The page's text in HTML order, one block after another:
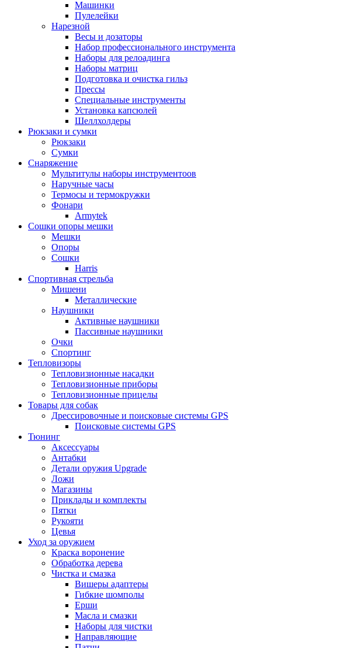
Машинки
Пулелейки
Нарезной
Весы и дозаторы
Набор профессионального инструмента
Наборы для релоадинга
Наборы матриц
Подготовка и очистка гильз
Прессы
Специальные инструменты
Установка капсюлей
Шеллхолдеры
Рюкзаки и сумки
Рюкзаки
Сумки
Снаряжение
Мультитулы наборы инструментоов
Наручные часы
Термосы и термокружки
Фонари
Armytek
Сошки опоры мешки
Мешки
Опоры
Сошки
Harris
Спортивная стрельба
Мишени
Металлические
Наушники
Активные наушники
Пассивные наушники
Очки
Спортинг
Тепловизоры
Тепловизионные насадки
Тепловизионные приборы
Тепловизионные прицелы
Товары для собак
Дрессировочные и поисковые системы GPS
Поисковые системы GPS
Тюнинг
Аксессуары
Антабки
Детали оружия Upgrade
Ложи
Магазины
Приклады и комплекты
Пятки
Рукояти
Цевья
Уход за оружием
Краска воронение
Обработка дерева
Чистка и смазка
Вишеры адаптеры
Гибкие шомполы
Ерши
Масла и смазки
Наборы для чистки
Направляющие